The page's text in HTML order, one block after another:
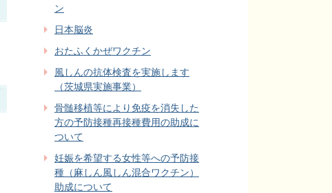
ン
日本脳炎
おたふくかぜワクチン
風しんの抗体検査を実施します
（茨城県実施事業）
骨髄移植等により免疫を消失した
方の予防接種再接種費用の助成に
ついて
妊娠を希望する女性等への予防接
種（麻しん風しん混合ワクチン）
助成について